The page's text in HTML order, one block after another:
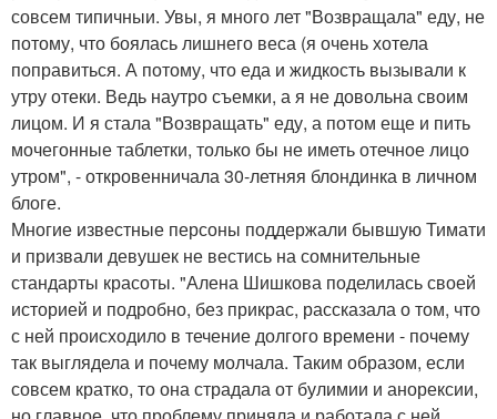
совсем типичныи. Увы, я много лет "Возвращала" еду, не
потому, что боялась лишнего веса (я очень хотела
поправиться. А потому, что еда и жидкость вызывали к
утру отеки. Ведь наутро съемки, а я не довольна своим
лицом. И я стала "Возвращать" еду, а потом еще и пить
мочегонные таблетки, только бы не иметь отечное лицо
утром", - откровенничала 30-летняя блондинка в личном
блоге.
Многие известные персоны поддержали бывшую Тимати
и призвали девушек не вестись на сомнительные
стандарты красоты. "Алена Шишкова поделилась своей
историей и подробно, без прикрас, рассказала о том, что
с ней происходило в течение долгого времени - почему
так выглядела и почему молчала. Таким образом, если
совсем кратко, то она страдала от булимии и анорексии,